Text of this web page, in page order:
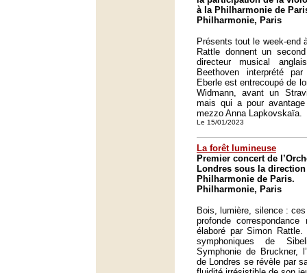
à la Philharmonie de
Philharmonie, Paris
Présents tout le week-end
Rattle donnent un
directeur musical
Beethoven interprété
Eberle est entrecoupé de
Widmann, avant un
mais qui a pour
mezzo Anna Lapkovskaïa.
Le 15/01/2023
La forêt lumineuse
Premier concert de
Londres sous la
Philharmonie de Paris.
Philharmonie, Paris
Bois, lumière, silence :
profonde
élaboré par Simon
symphoniques de
Symphonie de Bruckner,
de Londres se révèle par